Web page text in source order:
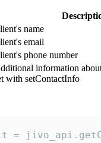
name
email
phone number
information
with setContactInfo
=